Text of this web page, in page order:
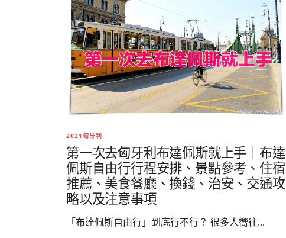
2021匈牙利
第一次去匈牙利布達佩斯就上手｜布達
佩斯自由行行程安排、景點參考、住宿
推薦、美食餐廳、換錢、治安、交通攻
略以及注意事項
「布達佩斯自由行」到底行不行？ 很多人嚮往...